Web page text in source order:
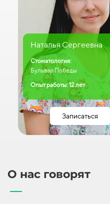
Наталья Сергеевна
Стоматология:
Бульвар Победы
Опыт работы: 12 лет
Записаться
О нас говорят